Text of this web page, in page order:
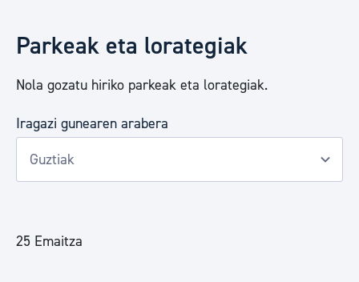
Parkeak eta lorategiak
Nola gozatu hiriko parkeak eta lorategiak.
Iragazi gunearen arabera
25 Emaitza